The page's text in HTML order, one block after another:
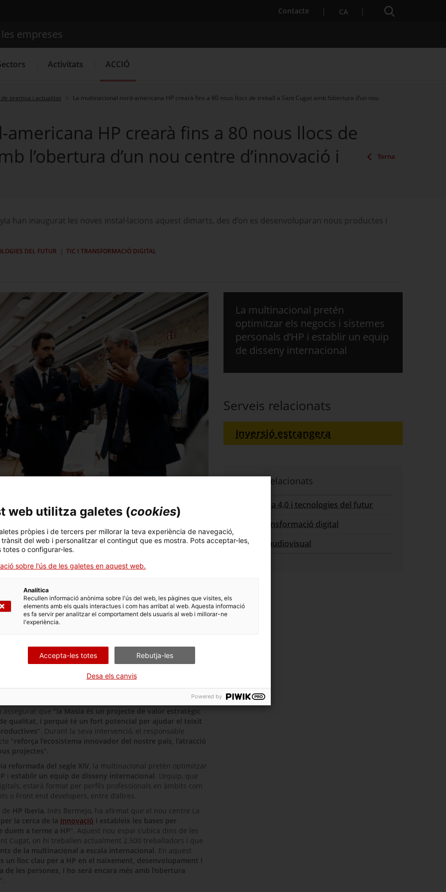
Contacte . Obre en una nova finestra.
CA Cercador
Cercador
empreses
Activitats ACCIÓ
premsa i actualitat
La multinacional nord-americana HP crearà fins a 80 nous llocs de treball a Sant Cugat amb l’obertura d’un nou
HP crearà fins a 80 nous llocs de
l’obertura d’un nou centre d’innovació i
Torna
han inaugurat les noves instal·lacions aquest dimarts, des d’on es desenvoluparan nous productes i
DEL FUTUR
TIC I TRANSFORMACIÓ DIGITAL
ha comptat amb un ajut de 200.000 d’ACCIÓ en el
Cugat, ha ubicat les noves instal·lacions a Catalunya
i el poder d’atracció de Barcelona" i perquè la seu
al món".
inaugurat aquest dimarts unnou centre d’innovació i
un projecte que suposarà la creació de fins a 80 nous llocs
anomena La
competitivitat de l’empresa del Departament d’Empresa i
d’Alt Impacte.
el conseller d’Empresa i Treball, Roger Torrent i Ramió;
general d’HP Barcelona, Ramon Pastor; i l’alcalde de
autoritats.
assegurat que " la Masia és un projecte de valor estratègic
qualitat, i perquè té un fort potencial per ajudar el teixit
". Durant la seva intervenció, el responsable
" reforça l’ecosistema innovador del nostre país, l’atracció
projectes".
reformada del segle XIV, la multinacional pretén optimitzar
i establir un equip de disseny internacional. L’equip, que
estarà format per perfils professionals en àmbits com
o Front end developers, entre d’altres.
de HP Iberia, Inés Bermejo, ha afirmat que el nou centre La
la cerca de la innovació i estableix les bases per
duem a terme a HP". Aquest nou espai s’ubica dins de les
Cugat, on hi treballen actualment 2.500 treballadors i que
de la multinacional a escala internacional. En aquest
un lloc clau per a HP en el naixement, desenvolupament i
les persones, i ho serà encara més amb l'obertura
".
La multinacional pretén
optimitzar els negocis i sistemes
personals d’HP i establir un equip
de disseny internacional
Serveis relacionats
Inversió estrangera
Sectors relacionats
Indústria 4.0 i tecnologies del futur
TIC i transformació digital
Sector audiovisual
web utilitza galetes (cookies)
pròpies i de tercers per millorar la teva experiència de navegació,
del web i personalitzar el contingut que es mostra. Pots acceptar-les,
totes o configurar-les.
sobre l'ús de les galetes en aquest web.
Analítica
Recullen informació anònima sobre l'ús del web, les pàgines que visites, els
elements amb els quals interactues i com has arribat al web. Aquesta informació
es fa servir per analitzar el comportament dels usuaris al web i millorar-ne
l'experiència.
Accepta-les totes Rebutja-les
Desa els canvis
Powered by